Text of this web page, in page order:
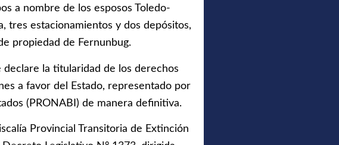
a nombre de los esposos Toledo-
tres estacionamientos y dos depósitos,
propiedad de Fernunbug.
la titularidad de los derechos
a favor del Estado, representado por
(PRONABI) de manera definitiva.
Provincial Transitoria de Extinción